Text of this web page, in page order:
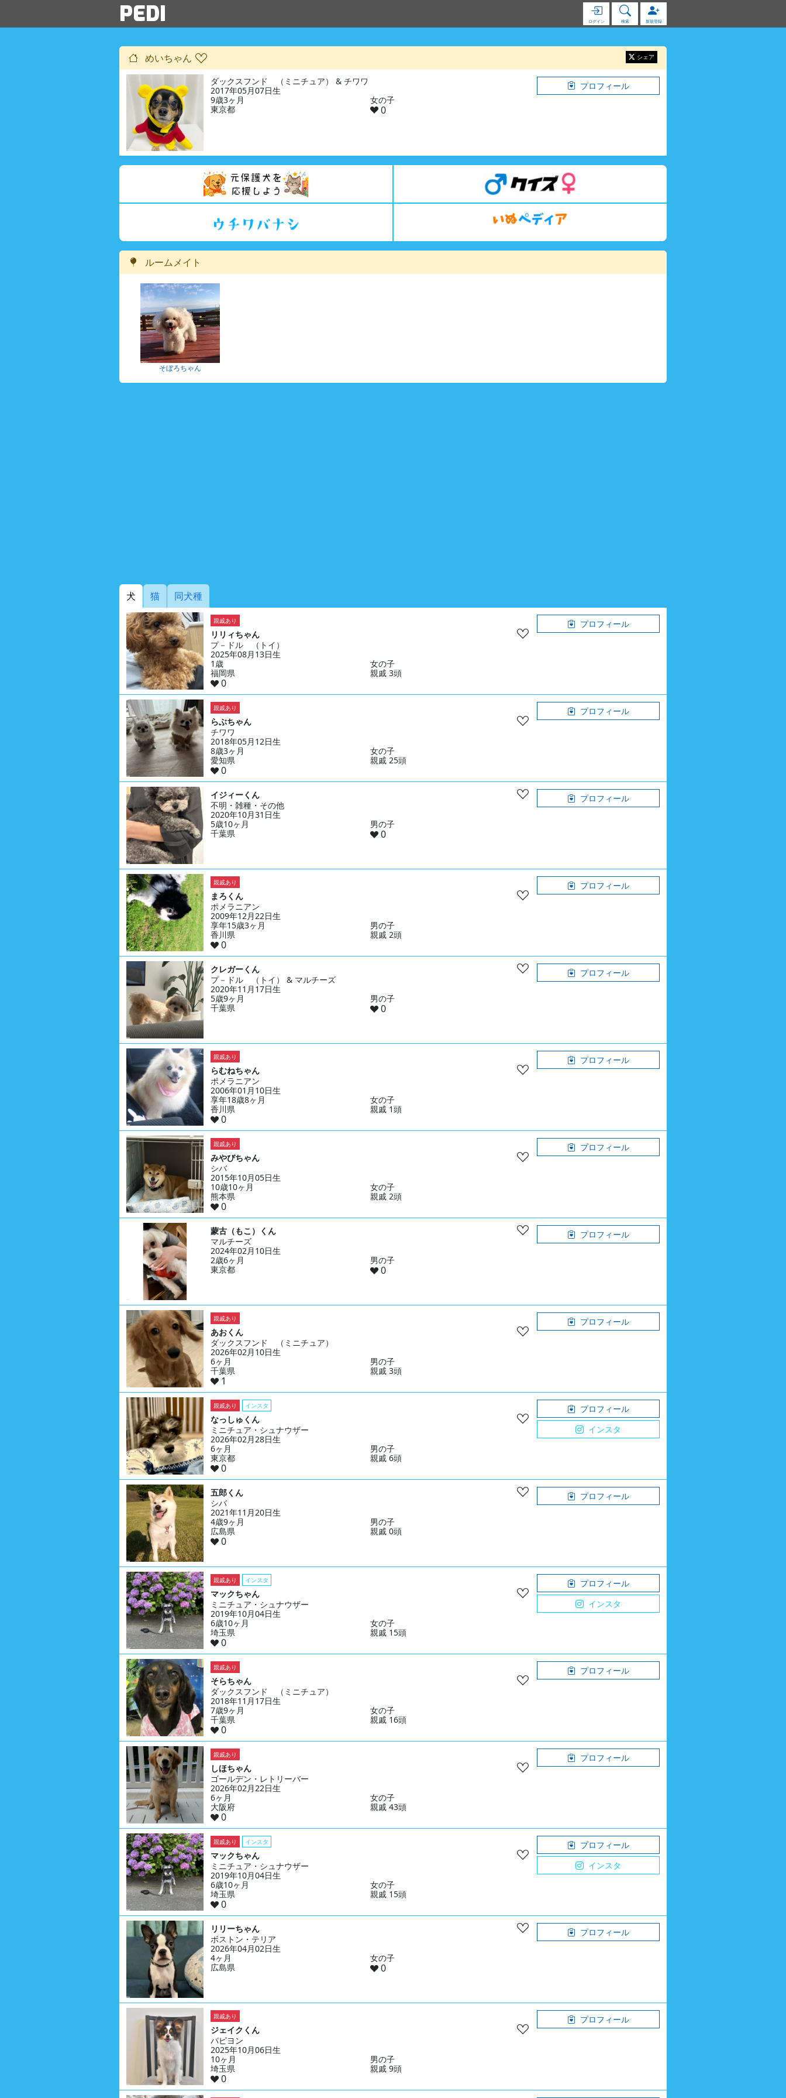
PEDI ログイン 検索 新規登録
めいちゃん シェア
ダックスフンド （ミニチュア） & チワワ
2017年05月07日生
9歳3ヶ月
女の子
東京都
0
プロフィール
ルームメイト
そぼろちゃん
犬 猫 同犬種
親戚あり
リリィちゃん
プ－ドル （トイ）
2025年08月13日生
1歳
女の子
福岡県
親戚 3頭
0
プロフィール
親戚あり
らぶちゃん
チワワ
2018年05月12日生
8歳3ヶ月
女の子
愛知県
親戚 25頭
0
プロフィール
イジィーくん
不明・雑種・その他
2020年10月31日生
5歳10ヶ月
男の子
千葉県
0
プロフィール
親戚あり
まろくん
ポメラニアン
2009年12月22日生
享年15歳3ヶ月
男の子
香川県
親戚 2頭
0
プロフィール
クレガーくん
プ－ドル （トイ） & マルチーズ
2020年11月17日生
5歳9ヶ月
男の子
千葉県
0
プロフィール
親戚あり
らむねちゃん
ポメラニアン
2006年01月10日生
享年18歳8ヶ月
女の子
香川県
親戚 1頭
0
プロフィール
親戚あり
みやびちゃん
シバ
2015年10月05日生
10歳10ヶ月
女の子
熊本県
親戚 2頭
0
プロフィール
蒙古（もこ）くん
マルチーズ
2024年02月10日生
2歳6ヶ月
男の子
東京都
0
プロフィール
親戚あり
あおくん
ダックスフンド （ミニチュア）
2026年02月10日生
6ヶ月
男の子
千葉県
親戚 3頭
1
プロフィール
親戚あり インスタ
なっしゅくん
ミニチュア・シュナウザー
2026年02月28日生
6ヶ月
男の子
東京都
親戚 6頭
0
プロフィール
インスタ
五郎くん
シバ
2021年11月20日生
4歳9ヶ月
男の子
広島県
親戚 0頭
0
プロフィール
親戚あり インスタ
マックちゃん
ミニチュア・シュナウザー
2019年10月04日生
6歳10ヶ月
女の子
埼玉県
親戚 15頭
0
プロフィール
インスタ
親戚あり
そらちゃん
ダックスフンド （ミニチュア）
2018年11月17日生
7歳9ヶ月
女の子
千葉県
親戚 16頭
0
プロフィール
親戚あり
しほちゃん
ゴールデン・レトリーバー
2026年02月22日生
6ヶ月
女の子
大阪府
親戚 43頭
0
プロフィール
親戚あり インスタ
マックちゃん
ミニチュア・シュナウザー
2019年10月04日生
6歳10ヶ月
女の子
埼玉県
親戚 15頭
0
プロフィール
インスタ
リリーちゃん
ボストン・テリア
2026年04月02日生
4ヶ月
女の子
広島県
0
プロフィール
親戚あり
ジェイクくん
パピヨン
2025年10月06日生
10ヶ月
男の子
埼玉県
親戚 9頭
0
プロフィール